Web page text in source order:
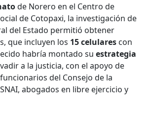
de Norero en el Centro de
de Cotopaxi, la investigación de
del Estado permitió obtener
que incluyen los 15 celulares con
habría montado su estrategia
a la justicia, con el apoyo de
del Consejo de la
abogados en libre ejercicio y